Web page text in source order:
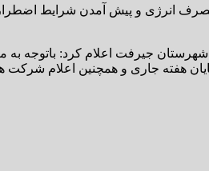
انرژی و پیش آمدن شرایط
شهرستان جیرفت اعلام کرد: باتوجه